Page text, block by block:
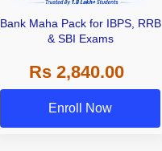
Bank Maha Pack for IBPS, RRB
& SBI Exams
Rs 2,840.00
Enroll Now